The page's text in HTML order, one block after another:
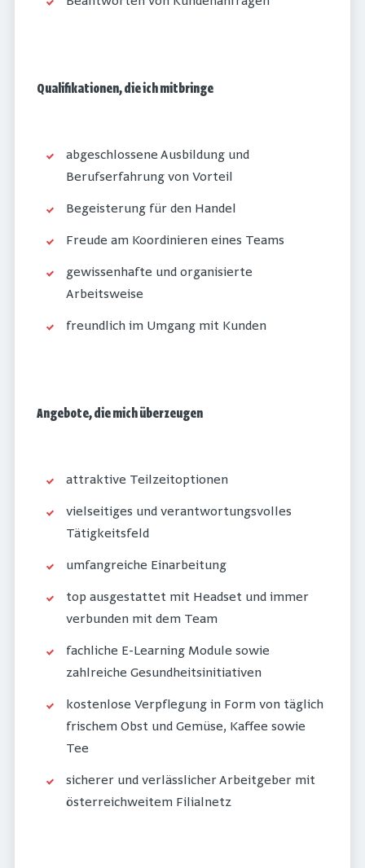
Qualifikationen, die ich mitbringe
abgeschlossene Ausbildung und
Berufserfahrung von Vorteil
Begeisterung für den Handel
Freude am Koordinieren eines Teams
gewissenhafte und organisierte
Arbeitsweise
freundlich im Umgang mit Kunden
Angebote, die mich überzeugen
attraktive Teilzeitoptionen
vielseitiges und verantwortungsvolles
Tätigkeitsfeld
umfangreiche Einarbeitung
top ausgestattet mit Headset und immer
verbunden mit dem Team
fachliche E-Learning Module sowie
zahlreiche Gesundheitsinitiativen
kostenlose Verpflegung in Form von täglich
frischem Obst und Gemüse, Kaffee sowie
Tee
sicherer und verlässlicher Arbeitgeber mit
österreichweitem Filialnetz